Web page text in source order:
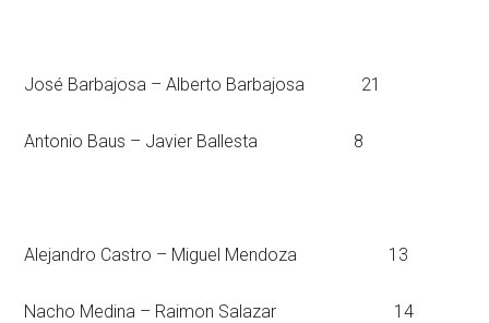
José Barbajosa – Alberto Barbajosa 21
Antonio Baus – Javier Ballesta 8
Alejandro Castro – Miguel Mendoza 13
Nacho Medina – Raimon Salazar 14